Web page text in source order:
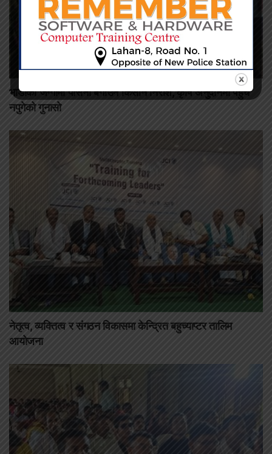
भाडाको जग्गामा पसिना बगाउने किसान निराश, कृषि अनुदानमा पहुँच
नपुगेको गुनासो
नेतृत्व, व्यक्तित्व र संगठन विकासमा केन्द्रित बहुच्याप्टर तालिम
आयोजना